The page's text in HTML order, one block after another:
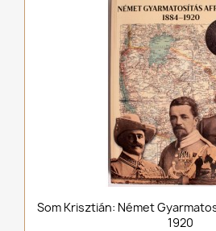
Som Krisztián: Német
1920